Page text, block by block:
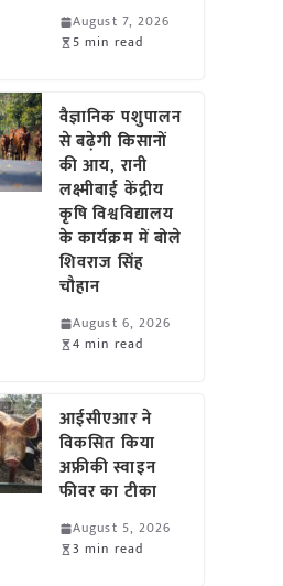
August 7, 2026
5 min read
वैज्ञानिक पशुपालन
से बढ़ेगी किसानों
की आय, रानी
लक्ष्मीबाई केंद्रीय
कृषि विश्वविद्यालय
के कार्यक्रम में बोले
शिवराज सिंह
चौहान
August 6, 2026
4 min read
आईसीएआर ने
विकसित किया
अफ्रीकी स्वाइन
फीवर का टीका
August 5, 2026
3 min read